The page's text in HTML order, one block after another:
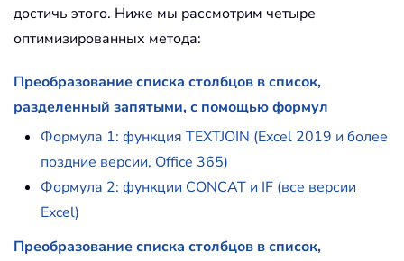
достичь этого. Ниже мы рассмотрим четыре
оптимизированных метода:
Преобразование списка столбцов в список,
разделенный запятыми, с помощью формул
Формула 1: функция TEXTJOIN (Excel 2019 и более
поздние версии, Office 365)
Формула 2: функции CONCAT и IF (все версии
Excel)
Преобразование списка столбцов в список,